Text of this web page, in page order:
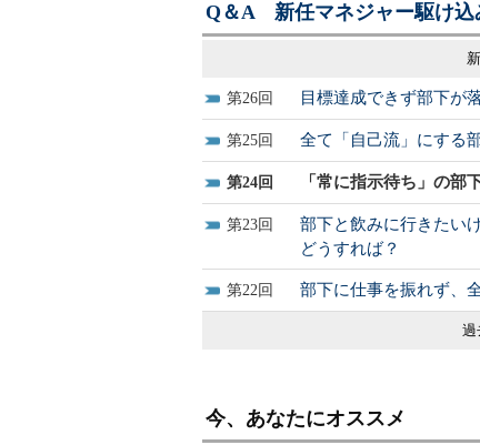
Q＆A 新任マネジャー駆け込
26 目標達成できず部下が
25 全て「自己流」にする
24 「常に指示待ち」の
23
部下と飲みに行きた
どうすれば？
22 部下に仕事を振れず、
過
今、あなたにオススメ